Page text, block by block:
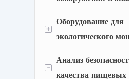
Фармацевтические
Газоанализатор
+
Оборудование для
экологического
Система
качества воздуха
-
Анализ
качества пищевых